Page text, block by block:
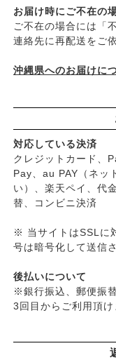
└お悩み・目的別ヘア
├頭皮のフケ・か
└ダメージ
お届け時にご不在の
ご不在の場合には「
連絡先に再配送をご
沖縄県へのお届けに
対応している決済
クレジットカード、
Pay、au PAY（ネッ
い）、楽天ペイ、代
替、コンビニ決済
※ 当サイトはSSLに
号は暗号化して送信
後払いについて
※銀行振込、郵便振
3回目からご利用頂け